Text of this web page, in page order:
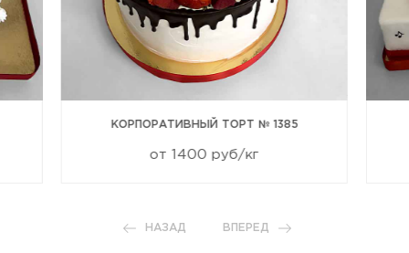
КОРПОРАТИВНЫЙ ТОРТ № 1385
от 1400 руб/кг
НАЗАД ВПЕРЕД